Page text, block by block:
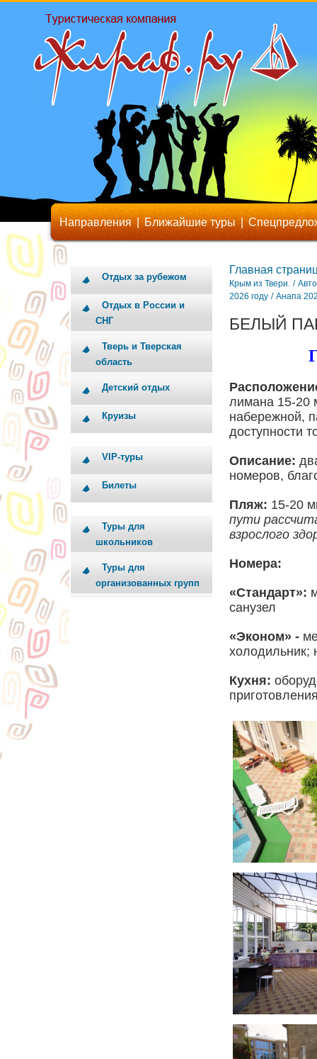
Направления | Ближайшие туры |
Отдых за рубежом
Отдых в России и
СНГ
Тверь и Тверская
область
Детский отдых
Круизы
VIP-туры
Билеты
Туры для
школьников
Туры для
организованных групп
Главная
Крым из Твери. /
2026 году / Анапа
БЕЛЫЙ
лимана 15-20
набережной,
доступности
Описание:
номеров,
Пляж: 15-20
пути
взрослого
Номера:
«Стандарт»:
санузел
«Эконом» -
холодильник;
Кухня: